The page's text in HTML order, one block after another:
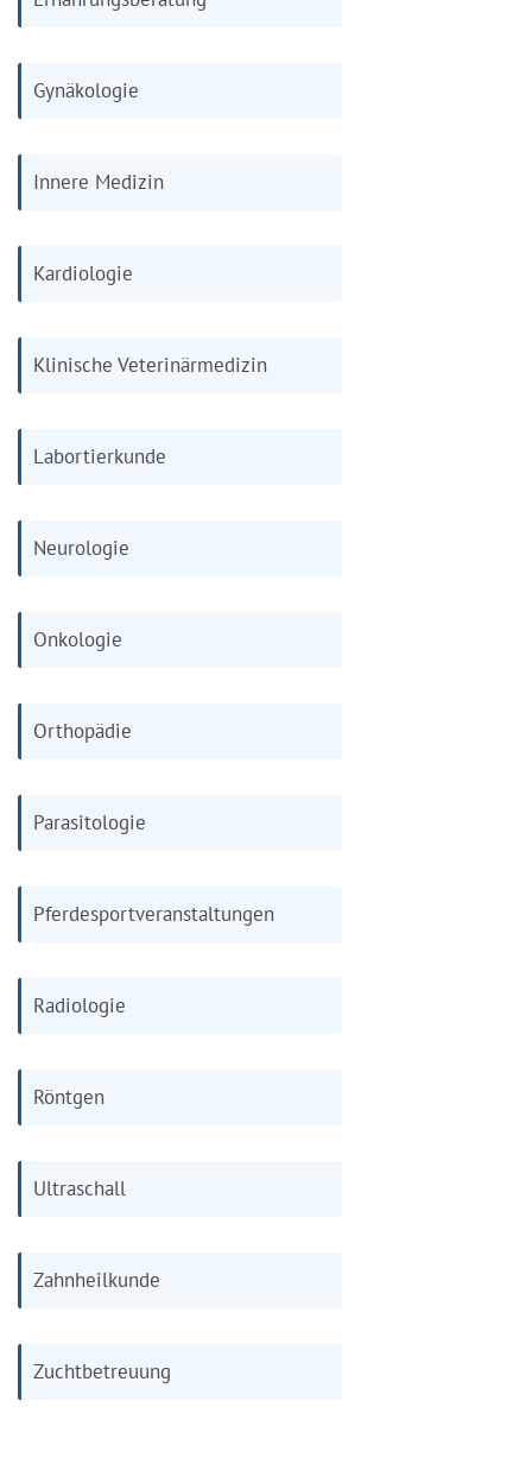
Gynäkologie
Innere Medizin
Kardiologie
Klinische Veterinärmedizin
Labortierkunde
Neurologie
Onkologie
Orthopädie
Parasitologie
Pferdesportveranstaltungen
Radiologie
Röntgen
Ultraschall
Zahnheilkunde
Zuchtbetreuung